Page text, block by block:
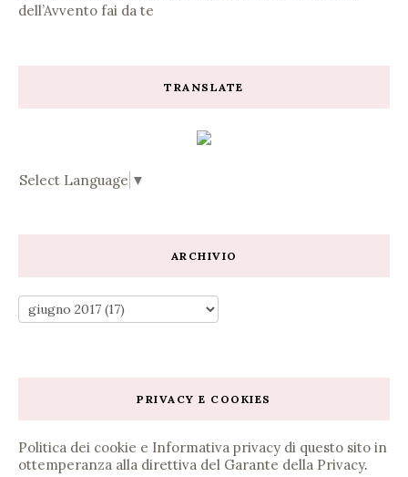
dell’Avvento fai da te
TRANSLATE
Select Language ▼
ARCHIVIO
PRIVACY E COOKIES
Politica dei cookie e Informativa privacy di questo sito in
ottemperanza alla direttiva del Garante della Privacy.